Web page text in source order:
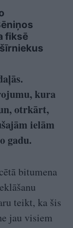
fiksē
kura
otrkārt,
ielām
gadu.
bitumena
teikt, ka šis
jau visiem